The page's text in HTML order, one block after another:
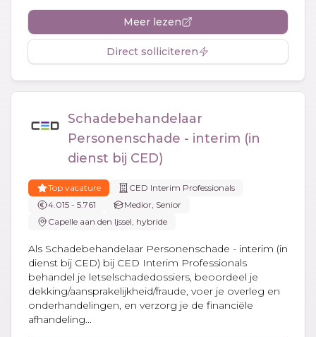
Meer lezen
Direct solliciteren
Schadebehandelaar
Personenschade - interim (in
dienst bij CED)
Top vacature
CED Interim Professionals
4.015 - 5.761
Medior, Senior
Capelle aan den Ijssel, hybride
Als Schadebehandelaar Personenschade - interim (in
dienst bij CED) bij CED Interim Professionals
behandel je letselschadedossiers, beoordeel je
dekking/aansprakelijkheid/fraude, voer je overleg en
onderhandelingen, en verzorg je de financiële
afhandeling...